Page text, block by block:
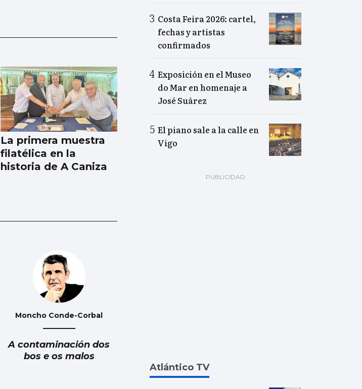
La primera muestra
filatélica en la
historia de A Caniza
Moncho Conde-Corbal
A contaminación dos
bos e os malos
Costa Feira 2026: cartel,
fechas y artistas
confirmados
Exposición en el Museo
do Mar en homenaje a
José Suárez
El piano sale a la calle en
Vigo
Atlántico TV